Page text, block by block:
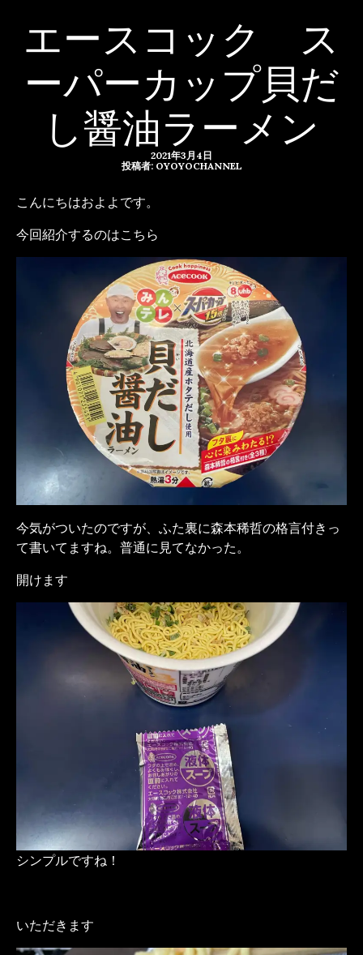
エースコック ス
ーパーカップ貝だ
し醤油ラーメン
2021年3月4日
投稿者: OYOYOCHANNEL
こんにちはおよよです。
今回紹介するのはこちら
今気がついたのですが、ふた裏に森本稀哲の格言付きっ
て書いてますね。普通に見てなかった。
開けます
シンプルですね！
いただきます